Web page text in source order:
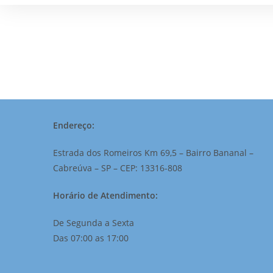
Endereço:
Estrada dos Romeiros Km 69,5 – Bairro Bananal –
Cabreúva – SP – CEP: 13316-808
Horário de Atendimento:
De Segunda a Sexta
Das 07:00 as 17:00